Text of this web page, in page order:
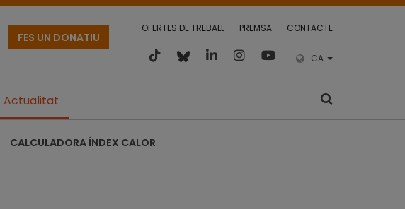
OFERTES DE TREBALL PREMSA CONTACTE
CA
FES UN DONATIU
Actualitat
CALCULADORA ÍNDEX CALOR